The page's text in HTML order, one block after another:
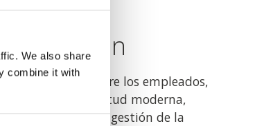
We also share
combine it with
entre los empleados,
de la esclavitud moderna,
participa en la gestión de la